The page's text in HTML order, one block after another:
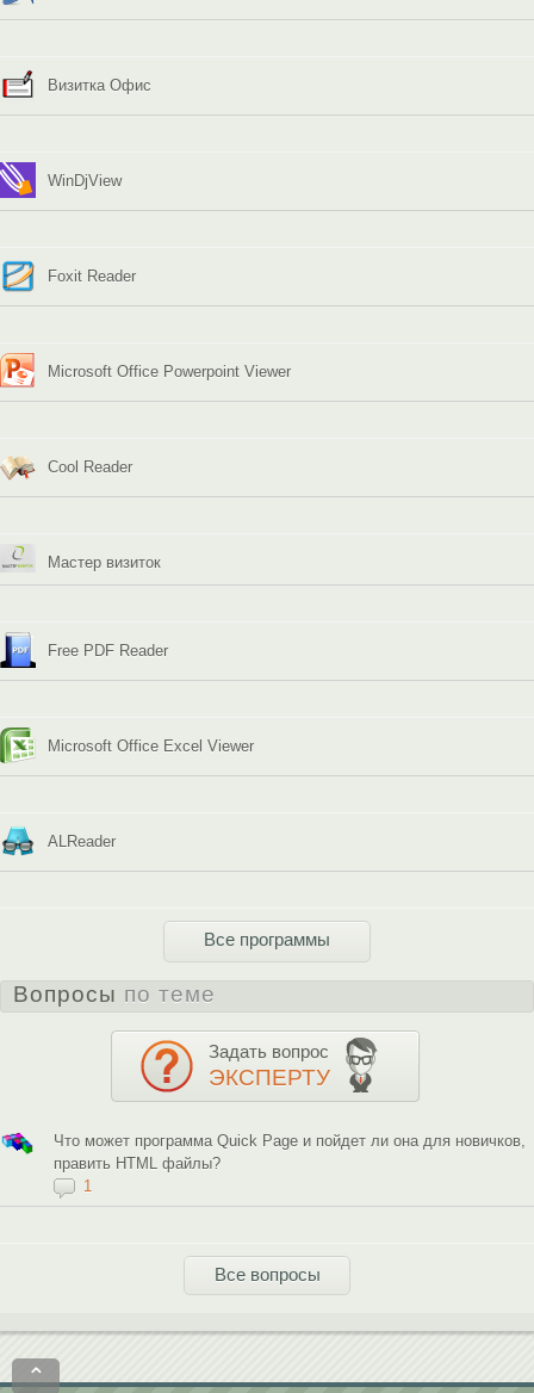
Визитка Офис
WinDjView
Foxit Reader
Microsoft Office Powerpoint Viewer
Cool Reader
Мастер визиток
Free PDF Reader
Microsoft Office Excel Viewer
ALReader
Все программы
Вопросы по теме
Задать вопрос
ЭКСПЕРТУ
Что может программа Quick Page и пойдет ли она для новичков,
править HTML файлы?
1
Все вопросы
⌃